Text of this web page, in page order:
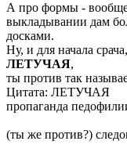
А про формы -
выкладывании дам
досками.
Ну, и для начала
ЛЕТУЧАЯ,
ты против так
Цитата: ЛЕТУЧАЯ
пропаганда
(ты же против?)